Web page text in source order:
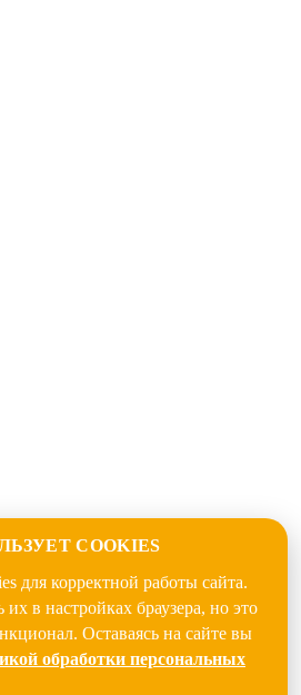
COOKIES
для корректной работы сайта.
в настройках браузера, но это
Оставаясь на сайте вы
обработки персональных